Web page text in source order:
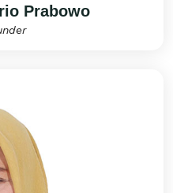
Prabowo